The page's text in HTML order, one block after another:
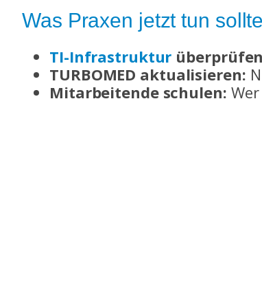
Was Praxen jetzt tun
TI-Infrastruktur
TURBOMED aktualisieren:
Mitarbeitende schulen: